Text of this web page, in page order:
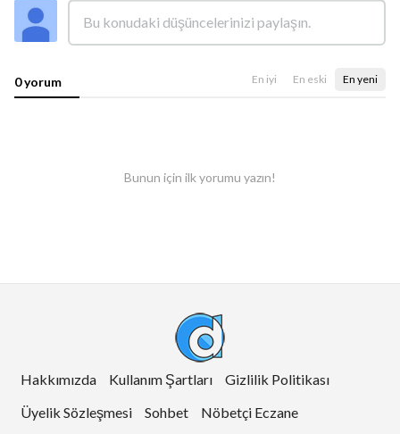
0 yorum En iyi En eski En yeni
Bunun için ilk yorumu yazın!
Hakkımızda Kullanım Şartları
Gizlilik Politikası
Üyelik Sözleşmesi
Sohbet Nöbetçi Eczane